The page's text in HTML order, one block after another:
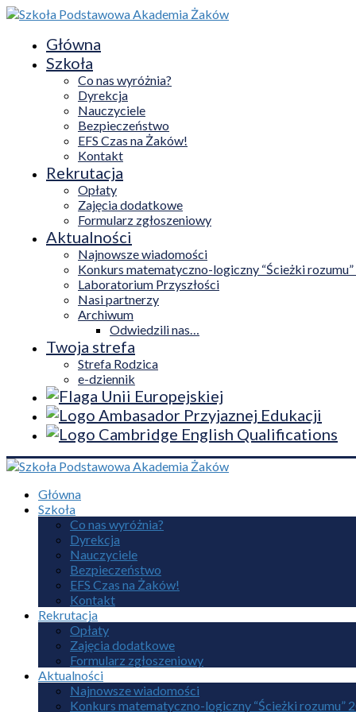
Główna
Szkoła
Co nas wyróżnia?
Dyrekcja
Nauczyciele
Bezpieczeństwo
EFS Czas na Żaków!
Kontakt
Rekrutacja
Opłaty
Zajęcia dodatkowe
Formularz zgłoszeniowy
Aktualności
Najnowsze wiadomości
Konkurs matematyczno-logiczny “Ścieżki
Laboratorium Przyszłości
Nasi partnerzy
Archiwum
Odwiedzili nas…
Twoja strefa
Strefa Rodzica
e-dziennik
Główna
Szkoła
Co nas wyróżnia?
Dyrekcja
Nauczyciele
Bezpieczeństwo
EFS Czas na Żaków!
Kontakt
Rekrutacja
Opłaty
Zajęcia dodatkowe
Formularz zgłoszeniowy
Aktualności
Najnowsze wiadomości
Konkurs matematyczno-logiczny “Ścieżki rozumu”